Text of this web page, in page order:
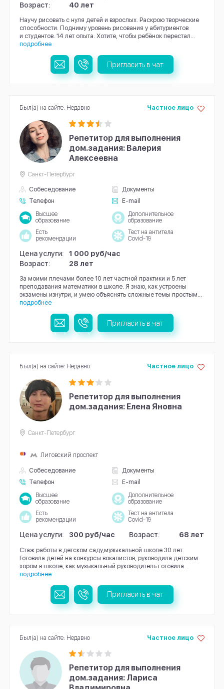
Возраст:
40 лет
Научу рисовать с нуля детей и взрослых. Раскрою творческие
способности. Подниму уровень рисования у абитуриентов
и студентов. 14 лет опыта. Хотите, чтобы ребёнок перестал...
подробнее
Пригласить в чат
Репетитор для выполнения
дом.задания: Валерия
Алексеевна
Собеседование
Документы
Телефон
E-mail
Частное лицо
Санкт-Петербург
Высшее
образование
Дополнительное
образование
Есть
рекомендации
Тест на антитела
Covid-19
Цена услуги:
1 000 руб/час
Возраст:
28 лет
За моими плечами более 10 лет частной практики и 5 лет
преподавания математики в школе. Я знаю, как устроены
экзамены изнутри, и умею объяснять сложные темы простым...
подробнее
Был(а) на сайте: Недавно
Пригласить в чат
Репетитор для выполнения
дом.задания: Елена Яновна
Собеседование
Документы
Телефон
E-mail
Частное лицо
Санкт-Петербург
Лиговский проспект
Высшее
образование
Дополнительное
образование
Есть
рекомендации
Тест на антитела
Covid-19
Цена услуги: 300 руб/час Возраст: 68 лет
Стаж работы в детском саду,музыкальной школе 30 лет.
Готовила детей на конкурсы вокалистов, руководила детским
хором в школе, как музыкальный руководитель готовила...
подробнее
Был(а) на сайте: Недавно
Пригласить в чат
Репетитор для выполнения
дом.задания: Лариса
Частное лицо
Был(а) на сайте: Недавно